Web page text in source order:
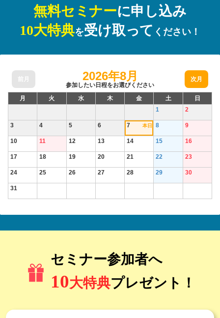
無料セミナーに申し込み
10大特典を受け取って ください！
前月 2026年8月
参加したい日程をお選びください
次月
月 火 水 木 金 土
日
1
2
3 4 5 6 7 本日 8 9
10 11 12 13 14 15 16
17 18 19 20 21 22 23
24 25 26 27 28 29 30
31
セミナー参加者へ
10大特典プレゼント！